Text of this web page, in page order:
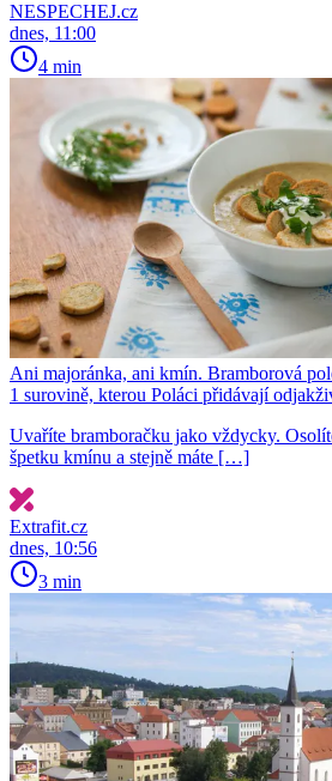
NESPECHEJ.cz
dnes, 11:00
4 min
Ani majoránka, ani kmín. Bramborová
1 surovině, kterou Poláci přidávají
Uvaříte bramboračku jako vždycky.
špetku kmínu a stejně máte […]
Extrafit.cz
dnes, 10:56
3 min